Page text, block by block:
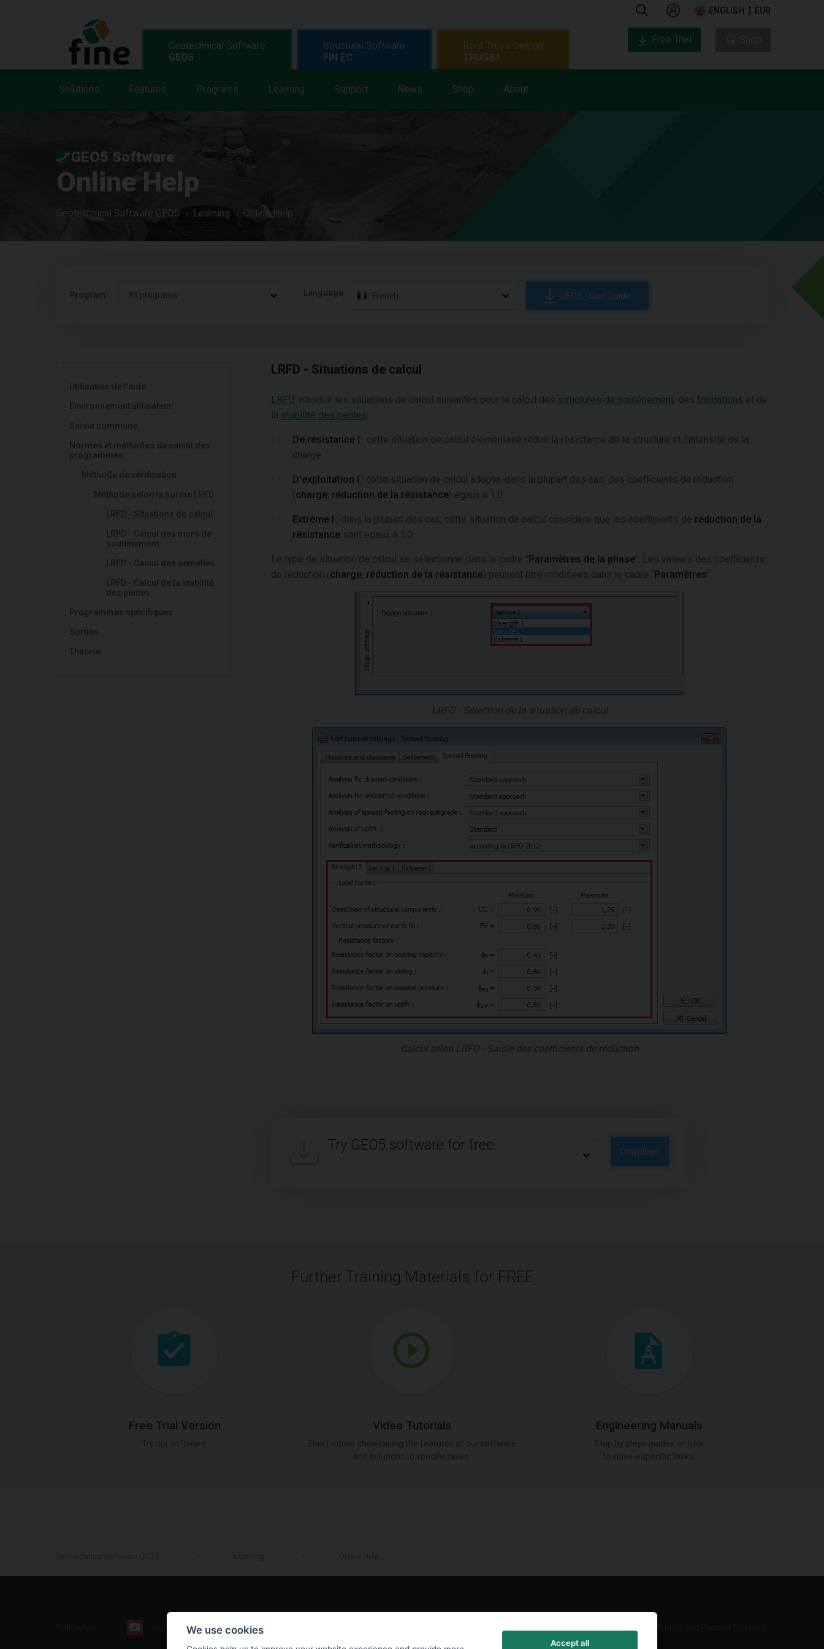
ENGLISH EUR
Geotechnical Software
GEO5
Solutions Features Programs Learning Support News Shop About
Structural Software
FIN EC
Roof Truss Design
TRUSS4
Free Trial
GEO5 Software
Online Help
Geotechnical Software GEO5 Learning Online Help
Program: All programs Language: French GEO5 - User Guide
Utilisation de l'aide
Environnement utilisateur
Saisie commune
Normes et méthodes de calcul des
programmes
Méthode de vérification
Méthode selon la norme LRFD
LRFD - Situations de calcul
LRFD - Calcul des murs de
soutènement
LRFD - Calcul des semelles
LRFD - Calcul de la stabilité
des pentes
Programmes spécifiques
Sorties
Théorie
LRFD - Situations de calcul
LRFD introduit les situations de calcul suivantes pour le calcul des structures de soutènement, des fondations et de
la stabilité des pentes
De résistance I
: cette situation de calcul élémentaire réduit la résistance de la structure et l'intensité de la
charge.
D'exploitation I
: cette situation de calcul adopte, dans la plupart des cas, des coefficients de réduction
( charge, réduction de la résistance) égaux à 1,0.
Extrême I : dans la plupart des cas, cette situation de calcul considère que les coefficients de réduction de la
résistance sont égaux à 1,0.
Le type de situation de calcul se sélectionne dans le cadre "Paramètres de la phase". Les valeurs des coefficients
de réduction ( charge, réduction de la résistance) peuvent être modifiées dans le cadre "Paramètres".
LRFD - Sélection de la situation de calcul
Calcul selon LRFD - Saisie des coefficients de réduction
Try GEO5 software for free. Download
Further Training Materials for FREE
Free Trial Version Video Tutorials Engineering Manuals
Facebook
We use cookies
Accept all